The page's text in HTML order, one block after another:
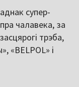
супер-
чалавека, за
трэба,
«BELPOL» і